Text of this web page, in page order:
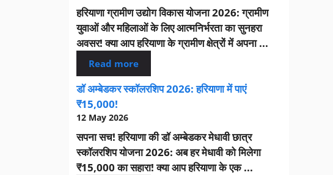
हरियाणा ग्रामीण उद्योग विकास योजना 2026: ग्रामीण
युवाओं और महिलाओं के लिए आत्मनिर्भरता का सुनहरा
अवसर! क्या आप हरियाणा के ग्रामीण क्षेत्रों में अपना ...
Read more
डॉ अम्बेडकर स्कॉलरशिप 2026: हरियाणा में पाएं
₹15,000!
12 May 2026
सपना सच! हरियाणा की डॉ अम्बेडकर मेधावी छात्र
स्कॉलरशिप योजना 2026: अब हर मेधावी को मिलेगा
₹15,000 का सहारा! क्या आप हरियाणा के एक ...